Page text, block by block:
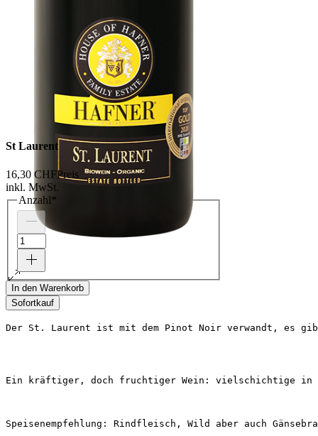
St Laurent
16,30 CHFPreis
inkl. MwSt.
Anzahl*
In den Warenkorb
Sofortkauf
Der St. Laurent ist mit dem Pinot Noir verwandt, es
Ein kräftiger, doch fruchtiger Wein: vielschichtige in
Speisenempfehlung: Rindfleisch, Wild aber auch